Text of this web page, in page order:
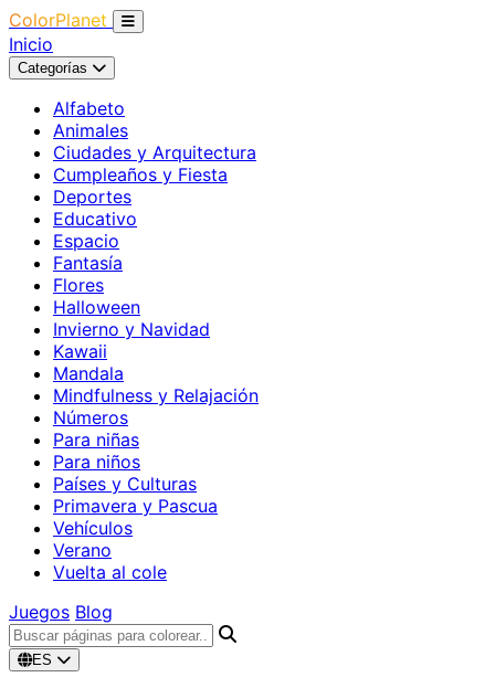
ColorPlanet
Inicio
Categorías
Alfabeto
Animales
Ciudades y Arquitectura
Cumpleaños y Fiesta
Deportes
Educativo
Espacio
Fantasía
Flores
Halloween
Invierno y Navidad
Kawaii
Mandala
Mindfulness y Relajación
Números
Para niñas
Para niños
Países y Culturas
Primavera y Pascua
Vehículos
Verano
Vuelta al cole
Juegos Blog
ES